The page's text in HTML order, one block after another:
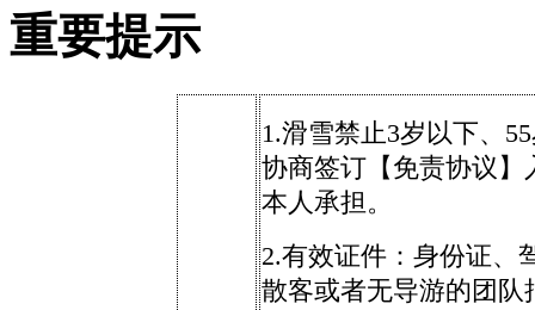
重要提示
1.滑雪禁止3岁以下、
协商签订【免责协议
本人承担。
2.有效证件：身份证、
散客或者无导游的团队